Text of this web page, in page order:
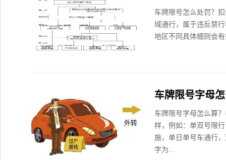
车牌限号怎么处罚？
域通行，属于违反禁
地区不同具体细则会
车牌限号字母
车牌限号字母怎么算
样，例如：单双号限
施，单日单号车通行
字为...